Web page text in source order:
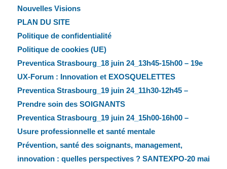
Nouvelles Visions
PLAN DU SITE
Politique de confidentialité
Politique de cookies (UE)
Preventica Strasbourg_18 juin 24_13h45-15h00 – 19e
UX-Forum : Innovation et EXOSQUELETTES
Preventica Strasbourg_19 juin 24_11h30-12h45 –
Prendre soin des SOIGNANTS
Preventica Strasbourg_19 juin 24_15h00-16h00 –
Usure professionnelle et santé mentale
Prévention, santé des soignants, management,
innovation : quelles perspectives ? SANTEXPO-20 mai